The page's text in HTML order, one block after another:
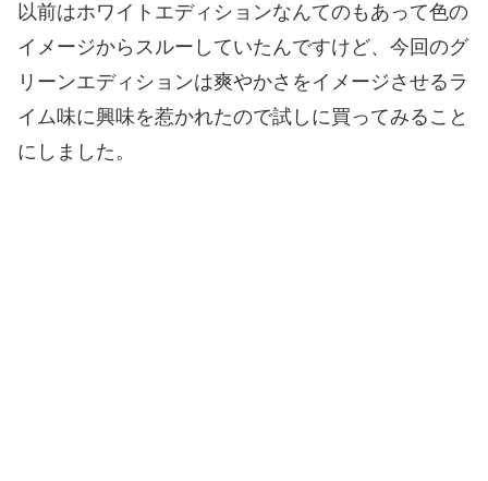
以前はホワイトエディションなんてのもあって色の
イメージからスルーしていたんですけど、今回のグ
リーンエディションは爽やかさをイメージさせるラ
イム味に興味を惹かれたので試しに買ってみること
にしました。